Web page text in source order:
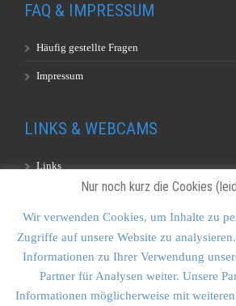
FAQ & IMPRESSUM
Häufig gestellte Fragen
Impressum
LINKS & WEBCAMS
Links
KONTAKT & SITEMAP
Kontakt
Nur noch kurz die Cookies
Wir verwenden Cookies, um Inhalte zu
Zugriffe auf unsere Website zu
Informationen zu Ihrer Verwendung
Partner für Analysen weiter. Unsere
Informationen möglicherweise mit